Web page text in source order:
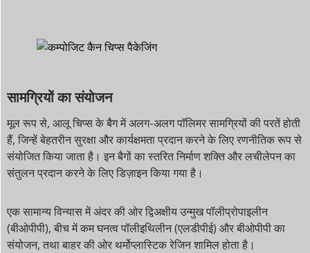
सामग्रियों का संयोजन
मूल रूप से, आलू चिप्स के बैग में अलग-अलग पॉलिमर सामग्रियों की परतें होती
हैं, जिन्हें बेहतरीन सुरक्षा और कार्यक्षमता प्रदान करने के लिए रणनीतिक रूप से
संयोजित किया जाता है। इन बैगों का स्तरित निर्माण शक्ति और लचीलेपन का
संतुलन प्रदान करने के लिए डिज़ाइन किया गया है।
एक सामान्य विन्यास में अंदर की ओर द्विअक्षीय उन्मुख पॉलीप्रोपाइलीन
(बीओपीपी), बीच में कम घनत्व पॉलीइथिलीन (एलडीपीई) और बीओपीपी का
संयोजन, तथा बाहर की ओर थर्मोप्लास्टिक रेजिन शामिल होता है।